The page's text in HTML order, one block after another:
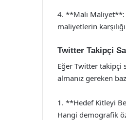
4. **Mali Maliyet**:
maliyetlerin
Twitter Takipçi
Eğer Twitter takipçi
almanız gereken
1. **Hedef Kitleyi
Hangi demografik